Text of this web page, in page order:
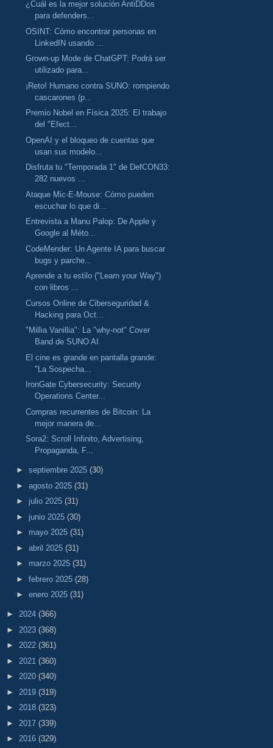
¿Cuál es la mejor solución AntiDDos
para defenders...
OSINT: Cómo encontrar personas en
LinkedIN usando ...
Grown-up Mode de ChatGPT: Podrá ser
utilizado para...
¡Reto! Humano contra SUNO: rompiendo
cascarones (p...
Premio Nobel en Física 2025: El trabajo
del "Efect...
OpenAI y el bloqueo de cuentas que
usan sus modelo...
Disfruta tu "Temporada 1" de DefCON33:
282 nuevos ...
Ataque Mic-E-Mouse: Cómo pueden
escuchar lo que di...
Entrevista a Manu Palop: De Apple y
Google al Méto...
CodeMender: Un Agente IA para buscar
bugs y parche...
Aprende a tu estilo ("Learn your Way")
con libros ...
Cursos Online de Ciberseguridad &
Hacking para Oct...
"Millia Vanillia": La "why-not" Cover
Band de SUNO AI
El cine es grande en pantalla grande:
"La Sospecha...
IronGate Cybersecurity: Security
Operations Center...
Compras recurrentes de Bitcoin: La
mejor manera de...
Sora2: Scroll Infinito, Advertising,
Propaganda, F...
► septiembre 2025 (30)
► agosto 2025 (31)
► julio 2025 (31)
► junio 2025 (30)
► mayo 2025 (31)
► abril 2025 (31)
► marzo 2025 (31)
► febrero 2025 (28)
► enero 2025 (31)
► 2024 (366)
► 2023 (368)
► 2022 (361)
► 2021 (360)
► 2020 (340)
► 2019 (319)
► 2018 (323)
► 2017 (339)
► 2016 (329)